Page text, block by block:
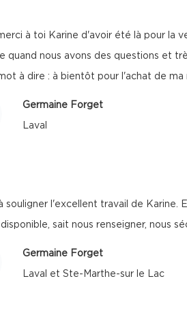
à toi Karine d'avoir été là pour la
quand nous avons des questions et
à dire : à bientôt pour l'achat de ma
Germaine Forget
Laval
souligner l'excellent travail de Karine.
sait nous renseigner, nous
Germaine Forget
Laval et Ste-Marthe-sur le Lac